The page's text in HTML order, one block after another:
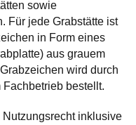
sowie
Für jede Grabstätte ist
in Form eines
aus grauem
wird durch
bestellt.
Nutzungsrecht inklusive